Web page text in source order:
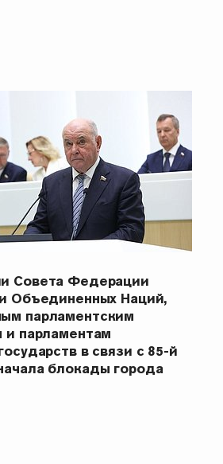
Совета Федерации
Объединенных Наций,
парламентским
и парламентам
в связи с 85-й
блокады города